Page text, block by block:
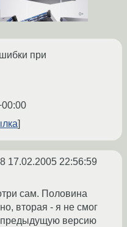
при
17.02.2005 22:56:59
сам. Половина
вторая - я не смог
предыдущую версию